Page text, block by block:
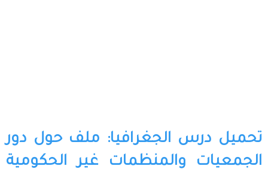
تحميل درس الجغرافيا: ملف حول دور
الجمعيات والمنظمات غير الحكومية